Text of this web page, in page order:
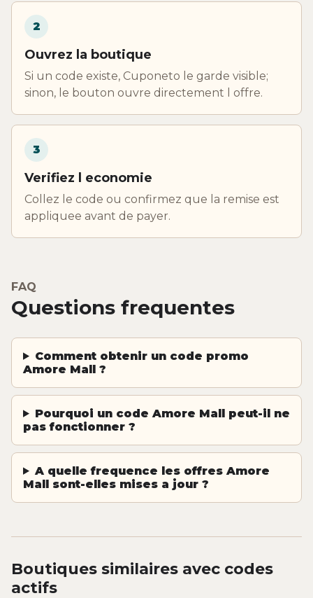
2
Ouvrez la boutique
Si un code existe, Cuponeto le garde visible;
sinon, le bouton ouvre directement l offre.
3
Verifiez l economie
Collez le code ou confirmez que la remise est
appliquee avant de payer.
FAQ
Questions frequentes
Comment obtenir un code promo
Amore Mall ?
Pourquoi un code Amore Mall peut-il ne
pas fonctionner ?
A quelle frequence les offres Amore
Mall sont-elles mises a jour ?
Boutiques similaires avec codes
actifs